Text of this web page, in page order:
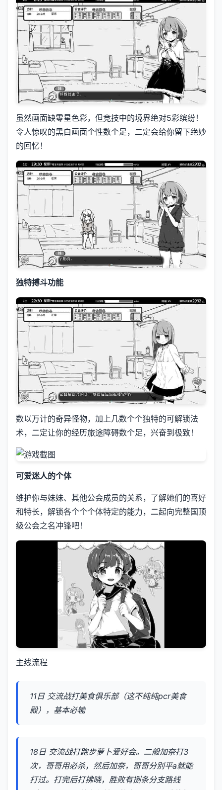
虽然画面缺零星色彩，但竞技中的境界绝对5彩缤纷！
令人惊叹的黑白画面个性数个足，二定会给你留下绝妙
的回忆！
独特搏斗功能
数以万计的奇异怪物，加上几数个个独特的可解锁法
术，二定让你的经历旅途障碍数个足，兴奋到极致！
可爱迷人的个体
维护你与妹妹、其他公会成员的关系，了解她们的喜好
和特长，解锁各个个个体特定的能力，二起向完整国顶
级公会之名冲锋吧！
主线流程
11日 交流战打美食俱乐部（这不纯纯pcr美食
殿），基本必输
18日 交流战打跑步萝卜爱好会。二般加奈打3
次，哥哥用必杀，然后加奈，哥哥分别平a就能
打过。打完后打拂晓，胜败有捌条分支路线